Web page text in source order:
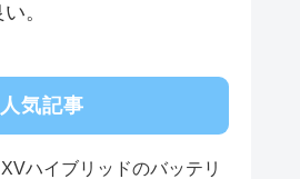
。
人気記事
XVハイブリッドのバッテリ